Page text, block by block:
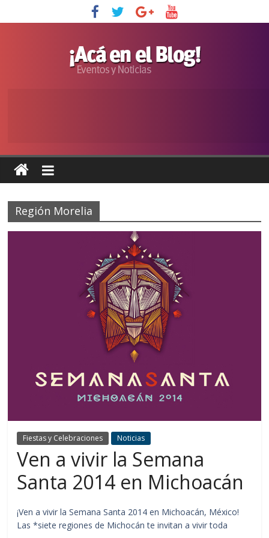
Región Morelia
Fiestas y Celebraciones Noticias
Ven a vivir la Semana
Santa 2014 en Michoacán
¡Ven a vivir la Semana Santa 2014 en Michoacán, México!
Las *siete regiones de Michocán te invitan a vivir toda